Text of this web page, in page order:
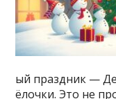
ый праздник —
ёлочки. Это не